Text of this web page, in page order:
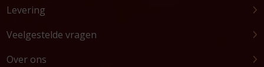
Levering
Veelgestelde vragen
Over ons